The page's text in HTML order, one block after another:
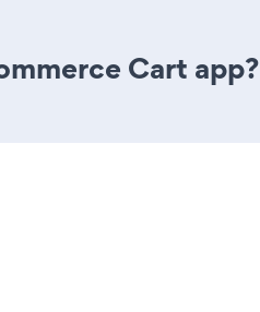
Cart app?